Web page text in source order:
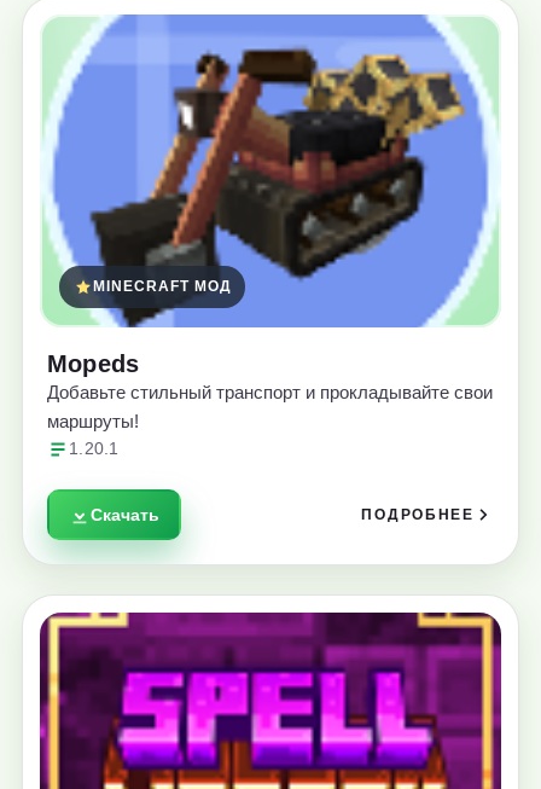
MINECRAFT МОД
Mopeds
Добавьте стильный транспорт и прокладывайте свои
маршруты!
1.20.1
Скачать ПОДРОБНЕЕ